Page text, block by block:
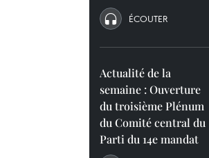
ÉCOUTER
Actualité de la
semaine : Ouverture
du troisième Plénum
du Comité central du
Parti du 14e mandat